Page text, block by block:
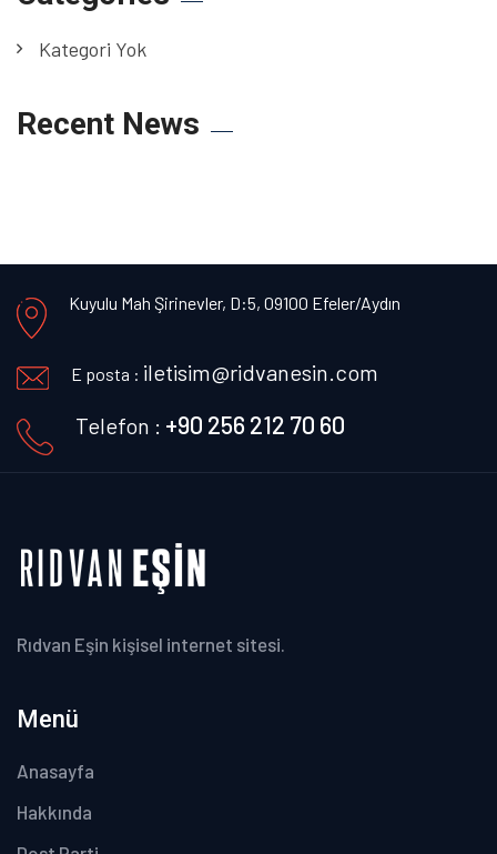
Kategori Yok
Recent News
Kuyulu Mah Şirinevler, D:5, 09100 Efeler/Aydın
E posta : iletisim@ridvanesin.com
Telefon : +90 256 212 70 60
Rıdvan Eşin kişisel internet sitesi.
Menü
Anasayfa
Hakkında